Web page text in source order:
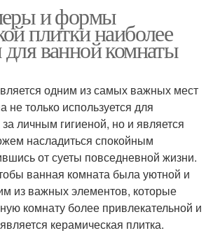
и формы
плитки наиболее
ванной комнаты
одним из самых важных мест
только используется для
личным гигиеной, но и является
насладиться спокойным
от суеты повседневной жизни.
ванная комната была уютной и
из важных элементов, которые
комнату более привлекательной и
керамическая плитка.